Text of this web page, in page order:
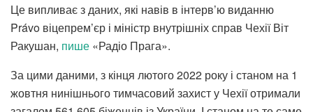
Це випливає з даних, які навів в інтерв’ю виданню
Právo віцепрем’єр і міністр внутрішніх справ Чехії Віт
Ракушан, пише «Радіо Прага».
За цими даними, з кінця лютого 2022 року і станом на 1
жовтня нинішнього тимчасовий захист у Чехії отримали